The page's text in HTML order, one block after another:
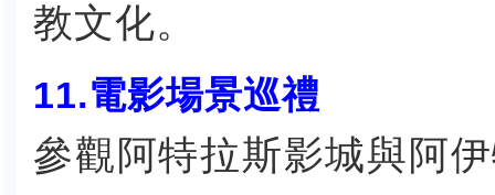
教文化。
11.電影場景巡禮
參觀阿特拉斯影城與阿